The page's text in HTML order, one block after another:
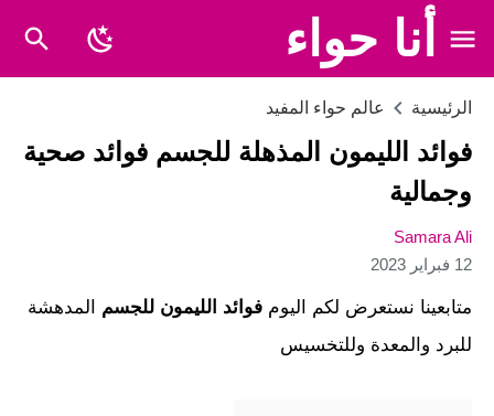
أنا حواء
الرئيسية عالم حواء المفيد
فوائد الليمون المذهلة للجسم فوائد صحية
وجمالية
Samara Ali
12 فبراير 2023
متابعينا نستعرض لكم اليوم فوائد الليمون للجسم المدهشة
للبرد والمعدة وللتخسيس